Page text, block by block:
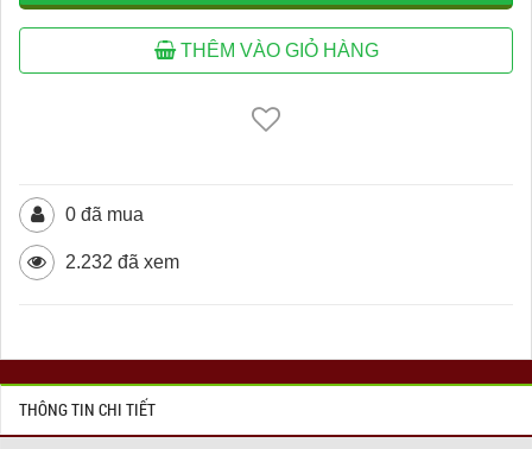
THÊM VÀO GIỎ HÀNG
0 đã mua
2.232 đã xem
THÔNG TIN CHI TIẾT